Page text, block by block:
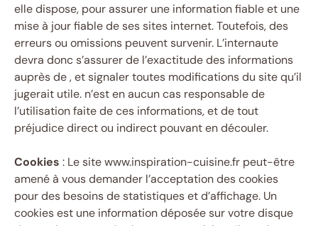
elle dispose, pour assurer une information fiable et une
mise à jour fiable de ses sites internet. Toutefois, des
erreurs ou omissions peuvent survenir. L’internaute
devra donc s’assurer de l’exactitude des informations
auprès de , et signaler toutes modifications du site qu’il
jugerait utile. n’est en aucun cas responsable de
l’utilisation faite de ces informations, et de tout
préjudice direct ou indirect pouvant en découler.
Cookies : Le site www.inspiration-cuisine.fr peut-être
amené à vous demander l’acceptation des cookies
pour des besoins de statistiques et d’affichage. Un
cookies est une information déposée sur votre disque